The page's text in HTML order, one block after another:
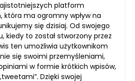
platform
która ma ogromny wpływ na
się dzisiaj. Od swojego
kiedy to został stworzony przez
ten umożliwia użytkownikom
się swoimi przemyśleniami,
w formie krótkich wpisów,
Dzięki swojej